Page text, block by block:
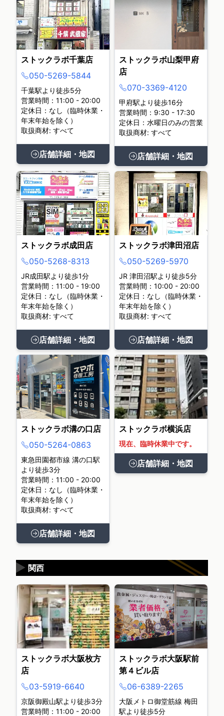
ストックラボ千葉店
050-5269-5844
千葉駅より徒歩5分
営業時間：11:00 - 20:00
定休日：なし（臨時休業・
年末年始を除く）
取扱商材: すべて
店舗詳細・地図
ストックラボ山梨甲府
店
070-3369-4120
甲府駅より徒歩16分
営業時間：9:30 - 17:30
定休日：水曜日のみの営業
取扱商材: すべて
店舗詳細・地図
ストックラボ成田店
050-5268-8313
JR成田駅より徒歩1分
営業時間：11:00 - 19:00
定休日：なし（臨時休業・
年末年始を除く）
取扱商材: すべて
店舗詳細・地図
ストックラボ津田沼店
050-5269-5970
JR 津田沼駅より徒歩5分
営業時間：10:00 - 20:00
定休日：なし（臨時休業・
年末年始を除く）
取扱商材: すべて
店舗詳細・地図
ストックラボ溝の口店
050-5264-0863
東急田園都市線 溝の口駅
より徒歩3分
営業時間：11:00 - 20:00
定休日：なし（臨時休業・
年末年始を除く）
取扱商材: すべて
店舗詳細・地図
ストックラボ横浜店
現在、臨時休業中です。
店舗詳細・地図
関西
▶
ストックラボ大阪枚方
店
03-5919-6640
京阪御殿山駅より徒歩3分
営業時間：11:00 - 20:00
ストックラボ大阪駅前
第４ビル店
06-6389-2265
大阪メトロ御堂筋線 梅田
駅より徒歩5分